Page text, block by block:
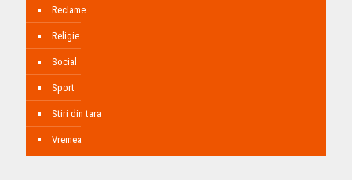
Reclame
Religie
Social
Sport
Stiri din tara
Vremea